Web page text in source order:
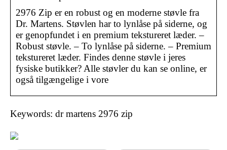
2976 Zip er en robust og en moderne støvle fra
Dr. Martens. Støvlen har to lynlåse på siderne, og
er genopfundet i en premium tekstureret læder. –
Robust støvle. – To lynlåse på siderne. – Premium
tekstureret læder. Findes denne støvle i jeres
fysiske butikker? Alle støvler du kan se online, er
også tilgængelige i vore
Keywords: dr martens 2976 zip